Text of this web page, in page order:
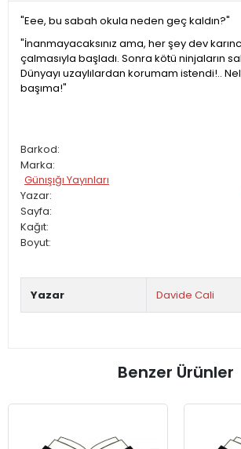
"Eee, bu sabah okula neden geç kaldın?"
"İnanmayacaksınız ama, her şey dev
çalmasıyla başladı. Sonra kötü ninjaların
Dünyayı uzaylılardan korumam istendi!..
başıma!"
Barkod:
Marka:
Günışığı Yayınları
Yazar:
Sayfa:
Kağıt:
Boyut:
Yazar Davide Cali
Benzer Ürünler